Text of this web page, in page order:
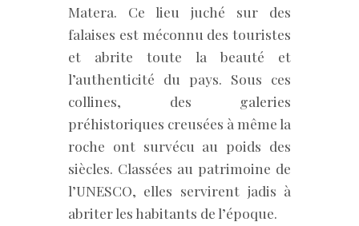
Matera. Ce lieu juché sur des
falaises est méconnu des touristes
et abrite toute la beauté et
l’authenticité du pays. Sous ces
collines, des galeries
préhistoriques creusées à même la
roche ont survécu au poids des
siècles. Classées au patrimoine de
l’UNESCO, elles servirent jadis à
abriter les habitants de l’époque.